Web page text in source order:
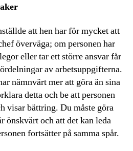
att hen har för mycket att
överväga; om personen har
eller tar ett större ansvar får
av arbetsuppgifterna.
nämnvärt mer att göra än sina
detta och be att personen
visar bättring. Du måste göra
önskvärt och att det kan leda
fortsätter på samma spår.